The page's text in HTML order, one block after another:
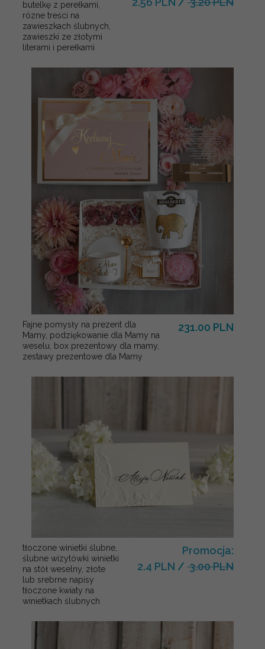
butelkę z perełkami,
rózne treści na
zawieszkach ślubnych,
zawieszki ze złotymi
literami i perełkami
Fajne pomysły na prezent dla
Mamy, podziękowanie dla Mamy na
weselu, box prezentowy dla mamy,
zestawy prezentowe dla Mamy
231.00 PLN
tłoczone winietki ślubne,
ślubne wizytówki winietki
na stół weselny, złote
lub srebrne napisy
tłoczone kwiaty na
winietkach ślubnych
Promocja:
2.4 PLN / 3.00 PLN